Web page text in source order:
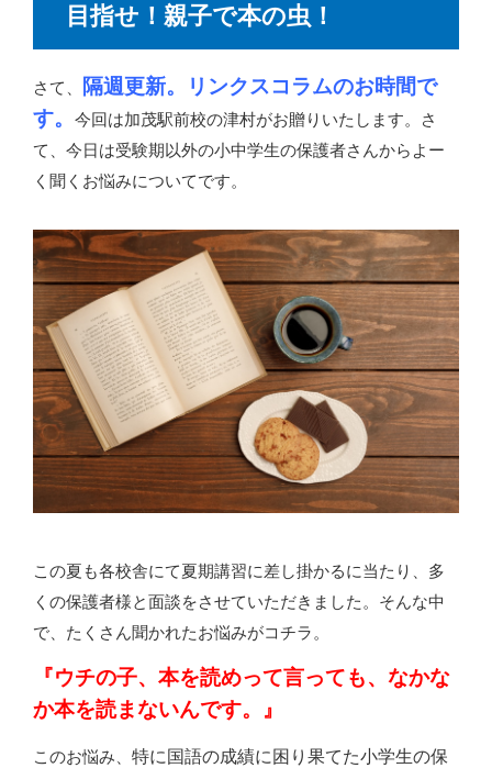
目指せ！親子で本の虫！
さて、
隔週更新。リンクスコラムのお時間で
す。
今回は加茂駅前校の津村がお贈りいたします。さ
て、今日は受験期以外の小中学生の保護者さんからよー
く聞くお悩みについてです。
この夏も各校舎にて夏期講習に差し掛かるに当たり、多
くの保護者様と面談をさせていただきました。そんな中
で、たくさん聞かれたお悩みがコチラ。
『ウチの子、本を読めって言っても、なかな
か本を読まないんです。』
このお悩み、 特に国語の成績に困り果てた小学生の保